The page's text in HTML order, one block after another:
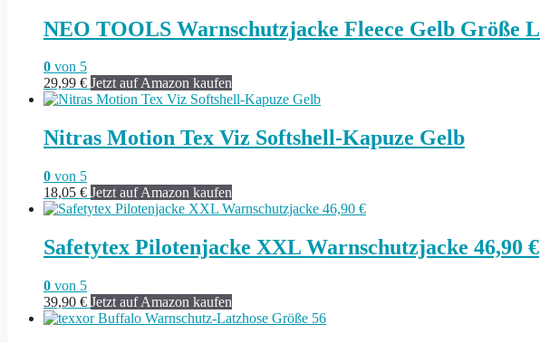
NEO TOOLS Warnschutzjacke Fleece Gelb Größe L
0 von 5
29,99 € Jetzt auf Amazon kaufen
Nitras Motion Tex Viz Softshell-Kapuze Gelb
0 von 5
18,05 € Jetzt auf Amazon kaufen
Safetytex Pilotenjacke XXL Warnschutzjacke 46,90 €
0 von 5
39,90 € Jetzt auf Amazon kaufen